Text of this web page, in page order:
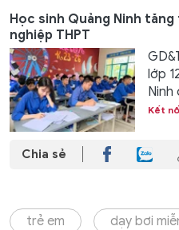
Học sinh Quảng Ninh
nghiệp THPT
lớp
Kết
Chia sẻ
trẻ em dạy bơi